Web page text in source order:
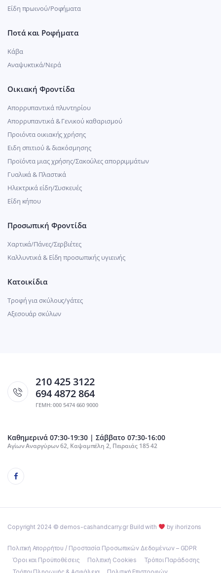
Είδη πρωινού/Ροφήματα
Ποτά και Ροφήματα
Κάβα
Αναψυκτικά/Νερά
Οικιακή Φροντίδα
Απορρυπαντικά πλυντηρίου
Απορρυπαντικά & Γενικού καθαρισμού
Προιόντα οικιακής χρήσης
Ειδη σπιτιού & διακόσμησης
Προϊόντα μιας χρήσης/Σακούλες απορριμμάτων
Γυαλικά & Πλαστικά
Ηλεκτρικά είδη/Συσκευές
Είδη κήπου
Προσωπική Φροντίδα
Χαρτικά/Πάνες/Σερβιέτες
Καλλυντικά & Είδη προσωπικής υγιεινής
Κατοικίδια
Τροφή για σκύλους/γάτες
Αξεσουάρ σκύλων
210 425 3122
694 4872 864
ΓΕΜΗ: 000 5474 660 9000
Καθημερινά 07:30-19:30 | Σάββατο 07:30-16:00
Αγίων Αναργύρων 62, Καψαμπέλη 2, Πειραιάς 185 42
Copyright 2024 © demos-cashandcarry.gr Build with by ihorizons
Πολιτική Απορρήτου / Προστασία Προσωπικών Δεδομένων – GDPR
Όροι και Προϋποθέσεις
Πολιτική Cookies
Τρόποι Παράδοσης
Τρόποι Πληρωμής & Ασφάλεια
Πολιτική Επιστροφών